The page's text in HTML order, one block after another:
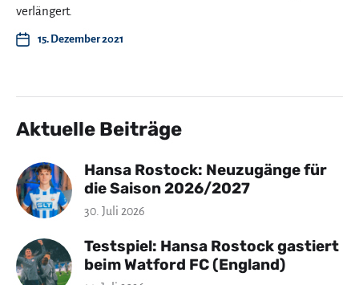
verlängert.
15. Dezember 2021
Aktuelle Beiträge
Hansa Rostock: Neuzugänge für
die Saison 2026/2027
30. Juli 2026
Testspiel: Hansa Rostock gastiert
beim Watford FC (England)